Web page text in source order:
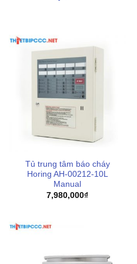
Dịch vụ giao hàng nhanh
Tủ trung tâm báo cháy
Horing AH-00212-10L
Manual
7,980,000₫